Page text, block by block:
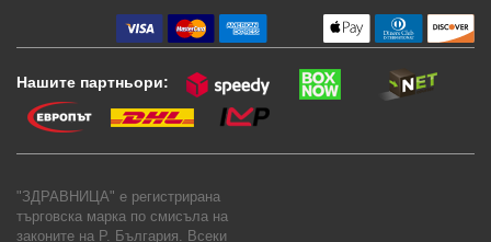
Нашите партньори:
"ЗДРАВНИЦА" е регистрирана
търговска марка по смисъла на
законите на Р. България. Всеки